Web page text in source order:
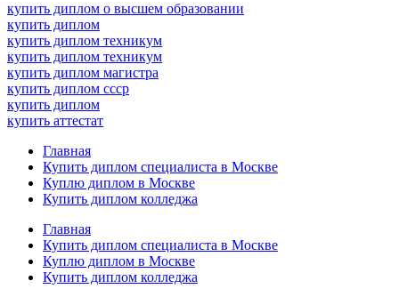
купить диплом о высшем образовании
купить диплом
купить диплом техникум
купить диплом техникум
купить диплом магистра
купить диплом ссср
купить диплом
купить аттестат
Главная
Купить диплом специалиста в Москве
Куплю диплом в Москве
Купить диплом колледжа
Главная
Купить диплом специалиста в Москве
Куплю диплом в Москве
Купить диплом колледжа